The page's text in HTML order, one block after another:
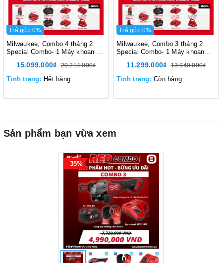
Trả góp 0%
Milwaukee, Combo 4 tháng 2
Special Combo- 1 Máy khoan bê
vít M12 FID2, 1 Máy siết bu lông
M12 FIW2F12, 2 Pin M12HB5, 1
Pin M12HB2.5
15.099.000₫ 20.214.000₫
Tình trạng: Hết hàng
Trả góp 0%
Milwaukee, Combo 3 tháng 2
Special Combo- 1 Máy khoan
vít M18 FID3, 2 Pin M18B5
11.299.000₫ 13.940.000₫
Tình trạng: Còn hàng
Sản phẩm bạn vừa xem
35%